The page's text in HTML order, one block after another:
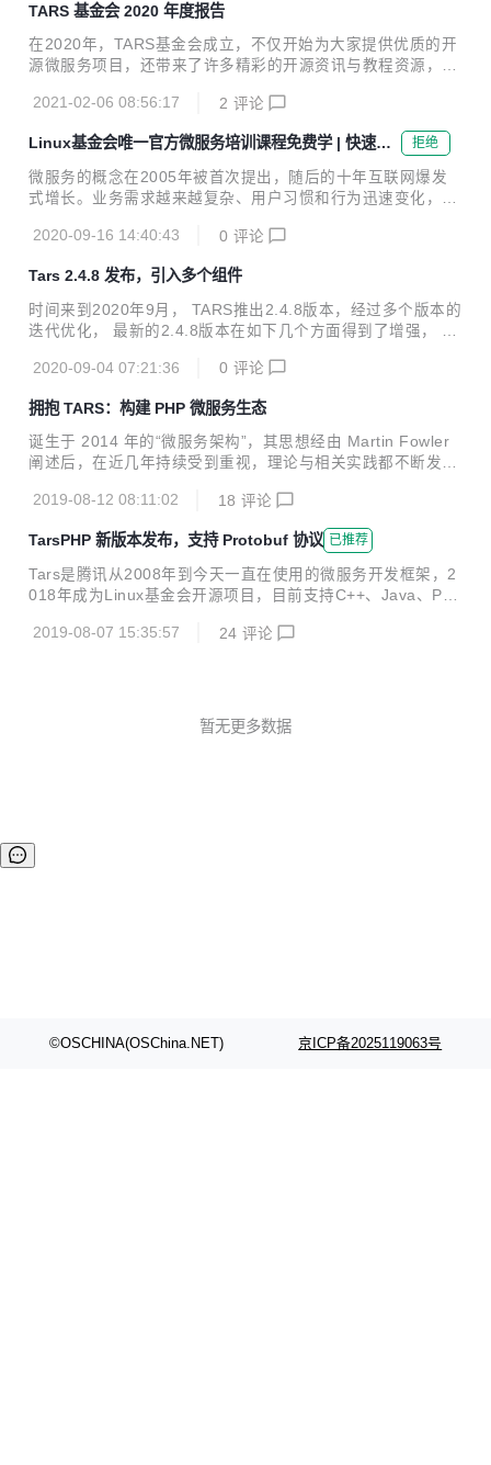
治理方案和项目贡献计划的推动下，TARS基金会将拥有越来
越多的项目及其运作良好的社区一同共建新一代微服务。TAR
S基金会在202 0年推出了TARS Landscape（如下图） ，呈
去实现的目标。TARS基金会随时欢迎更多的 开源项目加入 并
TARS 基金会 2020 年度报告
在2020年，TARS基金会成立，不仅开始为大家提供优质的开
源微服务项目，还带来了许多精彩的开源资讯与教程资源，也
告将呈现TARS基金会以及社区成员为创建一个完整的开源微
服务生态的目标作出的一些努力与成果。 Who We Are Timeli
ne TARS Landscape TARS项目摘要 TARS社区动态 2020年
3月10日，Linux基金会正式宣布成立TARS基金会。TARS基
金会是Linux基金会旗下的一个非盈利性开源微服务基金会。
创新领域和扩展应用程序时充分利用微服务架构的...
2021-02-06 08:56:17 2 评论
Linux基金会唯一官方微服务培训课程免费学 | 快速构
建稳定可靠的微服务应用
拒绝
微服务的概念在2005年被首次提出，随后的十年互联网爆发
式增长。业务需求越来越复杂、用户习惯和行为迅速变化，互
更及扩张，微服务具有松耦合、灵活发布等特性，能够满足越
服务市场将在2019-2025年增长22.5％。这意味着在未来企业
需要更多了解和熟悉微服务的人才。同时借助合适的微服务框
架去逐步构建整个微服务体系是企业数字化转型一条快捷途
了关于微服务框架的免费培训课程：Building Microservice...
2020-09-16 14:40:43 0 评论
Tars 2.4.8 发布，引入多个组件
时间来到2020年9⽉， TARS推出2.4.8版本，经过多个版本的
迭代优化， 最新的2.4.8版本在如下⼏个⽅⾯得到了增强， 在
ay， Tars框架上任何运⾏的tars服务都能快速对外暴露http+j
⼀步完成DCache的整合，DCache提供了DBAccess通⽤服
务， web平台上⽀持DBAccess⼀键部署， 极⼤⽅便了DCac
he的使⽤。 压测⼯具 提供了两种形式的压测⼯具，TarsBenc
2020-09-04 07:21:36 0 评论
拥抱 TARS：构建 PHP 微服务生态
诞生于 2014 年的“微服务架构”，其思想经由 Martin Fowler
阐述后，在近几年持续受到重视，理论与相关实践都不断发
快速发展，各种开发语言各种类型的微服务开发框架陆续出
现，在近日举办的 PHPCon 大会上，来自开源微服务框架 TA
RS 核心开发组的梁晨，为开发者分享了 TARS-PHP 在 TARS
构建微服务生态中扮演的角色。梁晨同时也是 TARS-PHP 项
目的主要负责人，以下是本次演讲全程的整理。 大家好，接下
身有什么优势，同时也想让大家看到，TARS-...
2019-08-12 08:11:02 18 评论
TarsPHP 新版本发布，支持 Protobuf 协议 已推荐
Tars是腾讯从2008年到今天一直在使用的微服务开发框架，2
018年成为Linux基金会开源项目，目前支持C++、Java、PH
维，以及测试的一整套解决方案，帮助一个产品或者服务快速
定可靠的分布式应用，并实现完整有效的服务治理。 TarsPH
2019-08-07 15:35:57 24 评论
暂无更多数据
©OSCHINA(OSChina.NET) 京ICP备2025119063号